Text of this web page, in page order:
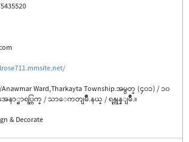
Anawmar Ward,Tharkayta Township.အမွတ္ (၄၀၁) / ၁၀
ာ္မာရပ္ကြက္ / သာေကတျမိဳ.နယ္ / ရန္ကုန္ျမိဳ.။
& Decorate